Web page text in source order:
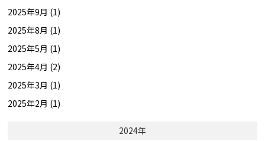
2025年9月 (1)
2025年8月 (1)
2025年5月 (1)
2025年4月 (2)
2025年3月 (1)
2025年2月 (1)
2024年